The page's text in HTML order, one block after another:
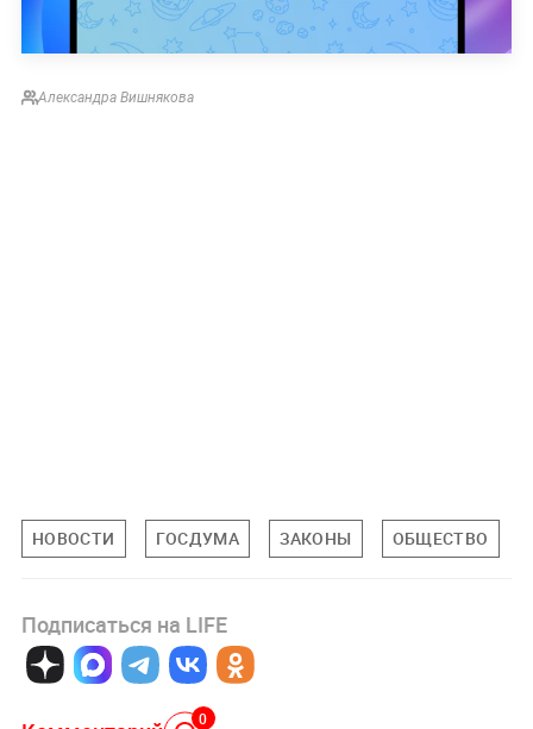
Александра Вишнякова
НОВОСТИ ГОСДУМА ЗАКОНЫ ОБЩЕСТВО
Подписаться на LIFE
0